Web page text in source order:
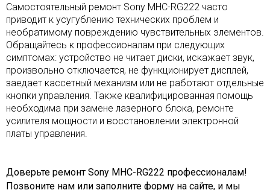
Самостоятельный ремонт Sony MHC-RG222 часто
приводит к усугублению технических проблем и
необратимому повреждению чувствительных элементов.
Обращайтесь к профессионалам при следующих
симптомах: устройство не читает диски, искажает звук,
произвольно отключается, не функционирует дисплей,
заедает кассетный механизм или не работают отдельные
кнопки управления. Также квалифицированная помощь
необходима при замене лазерного блока, ремонте
усилителя мощности и восстановлении электронной
платы управления.
Доверьте ремонт Sony MHC-RG222 профессионалам!
Позвоните нам или заполните форму на сайте, и мы